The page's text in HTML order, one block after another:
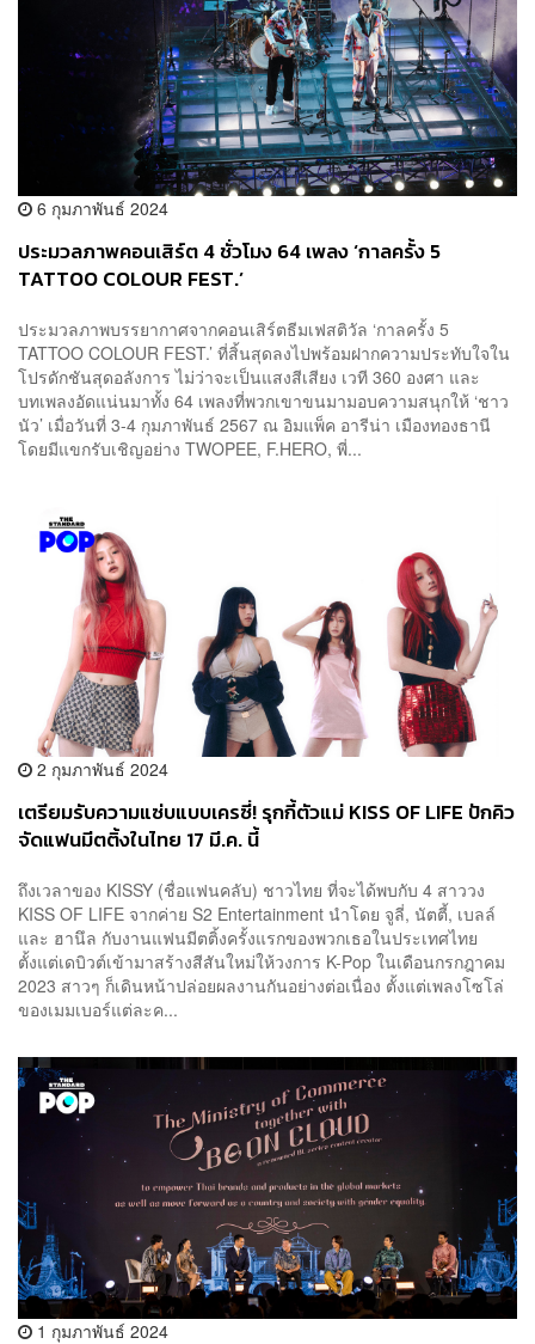
6 กุมภาพันธ์ 2024
ประมวลภาพคอนเสิร์ต 4 ชั่วโมง 64 เพลง ‘กาลครั้ง 5
TATTOO COLOUR FEST.’
ประมวลภาพบรรยากาศจากคอนเสิร์ตธีมเฟสติวัล ‘กาลครั้ง 5
TATTOO COLOUR FEST.’ ที่สิ้นสุดลงไปพร้อมฝากความประทับใจใน
โปรดักชันสุดอลังการ ไม่ว่าจะเป็นแสงสีเสียง เวที 360 องศา และ
บทเพลงอัดแน่นมาทั้ง 64 เพลงที่พวกเขาขนมามอบความสนุกให้ ‘ชาว
นัว’ เมื่อวันที่ 3-4 กุมภาพันธ์ 2567 ณ อิมแพ็ค อารีน่า เมืองทองธานี
โดยมีแขกรับเชิญอย่าง TWOPEE, F.HERO, พี่...
2 กุมภาพันธ์ 2024
เตรียมรับความแซ่บแบบเครซี่! รุกกี้ตัวแม่ KISS OF LIFE ปักคิว
จัดแฟนมีตติ้งในไทย 17 มี.ค. นี้
ถึงเวลาของ KISSY (ชื่อแฟนคลับ) ชาวไทย ที่จะได้พบกับ 4 สาววง
KISS OF LIFE จากค่าย S2 Entertainment นำโดย จูลี่, นัตตี้, เบลล์
และ ฮานึล กับงานแฟนมีตติ้งครั้งแรกของพวกเธอในประเทศไทย
ตั้งแต่เดบิวต์เข้ามาสร้างสีสันใหม่ให้วงการ K-Pop ในเดือนกรกฎาคม
2023 สาวๆ ก็เดินหน้าปล่อยผลงานกันอย่างต่อเนื่อง ตั้งแต่เพลงโซโล่
ของเมมเบอร์แต่ละค...
1 กุมภาพันธ์ 2024